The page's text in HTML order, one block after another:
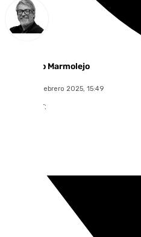
Francisco Marmolejo
viernes, 14 febrero 2025, 15:49
Compartir: